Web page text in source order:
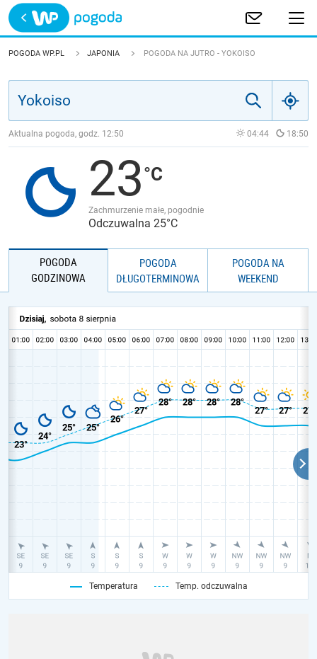
Trwa ładowanie
POLSKA
JAKOŚĆ POWIETRZA
POGODA WP.PL JAPONIA POGODA NA JUTRO - YOKOISO
Aktualna pogoda, godz. 12:50 04:44 18:50
23
Zachmurzenie małe, pogodnie
Odczuwalna 25°C
POGODA
GODZINOWA
POGODA
DŁUGOTERMINOWA
POGODA NA
WEEKEND
Temperatura Temp. odczuwalna